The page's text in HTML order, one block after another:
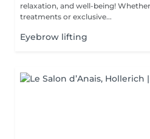
relaxation, and well-being! Whether you're looking for classic
treatments or exclusive...
Eyebrow lifting